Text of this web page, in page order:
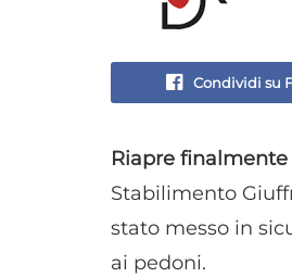
Condividi su
Riapre
Stabilimento
stato messo in
ai pedoni.